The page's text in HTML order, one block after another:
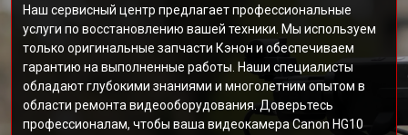
Наш сервисный центр предлагает профессиональные
услуги по восстановлению вашей техники. Мы используем
только оригинальные запчасти Кэнон и обеспечиваем
гарантию на выполненные работы. Наши специалисты
обладают глубокими знаниями и многолетним опытом в
области ремонта видеооборудования. Доверьтесь
профессионалам, чтобы ваша видеокамера Canon HG10